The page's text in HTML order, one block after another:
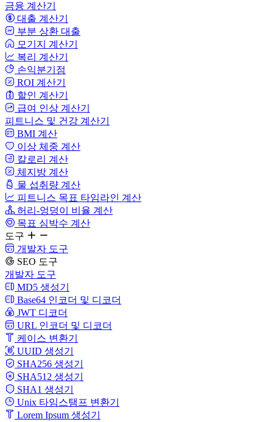
금융 계산기
대출 계산기
부분 상환 대출
모기지 계산기
복리 계산기
손익분기점
ROI 계산기
할인 계산기
급여 인상 계산기
피트니스 및 건강 계산기
BMI 계산
이상 체중 계산
칼로리 계산
체지방 계산
물 섭취량 계산
피트니스 목표 타임라인 계산
허리-엉덩이 비율 계산
목표 심박수 계산
도구
개발자 도구
SEO 도구
개발자 도구
MD5 생성기
Base64 인코더 및 디코더
JWT 디코더
URL 인코더 및 디코더
케이스 변환기
UUID 생성기
SHA256 생성기
SHA512 생성기
SHA1 생성기
Unix 타임스탬프 변환기
Lorem Ipsum 생성기